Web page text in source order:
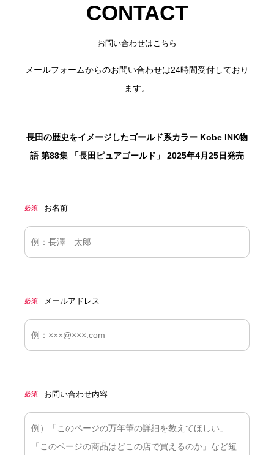
CONTACT
お問い合わせはこちら
メールフォームからのお問い合わせは24時間受付しており
ます。
長田の歴史をイメージしたゴールド系カラー Kobe INK物
語 第88集 「長田ピュアゴールド」 2025年4月25日発売
必須 お名前
必須 メールアドレス
必須 お問い合わせ内容